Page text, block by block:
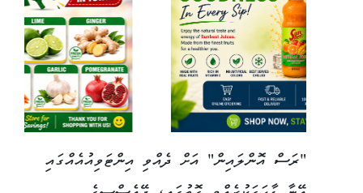
"ރަސް އޮންލައިން" އަށް ދެއްވި އިންޓަވިއުއެއްގައި